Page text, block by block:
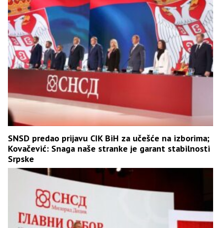
SNSD predao prijavu CIK BiH za učešće na izborima;
Kovačević: Snaga naše stranke je garant stabilnosti
Srpske